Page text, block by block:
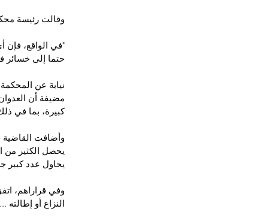
وقالت رئيسة
"في الواقع، فإن
حتما إلى خسائر
نيابة عن
مضيفة أن
كبيرة، بما في
وأضافت القاضية
يحصل الكثير من
يحاول عدد كبير
وفي قراراهم،
النزاع أو